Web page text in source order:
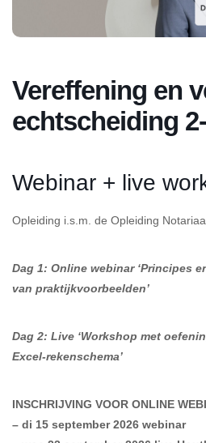
Vereffening en
echtscheiding
Webinar + live
Opleiding i.s.m. de Opleiding
Dag 1: Online webinar ‘Principes
van praktijkvoorbeelden’
Dag 2: Live ‘Workshop met
Excel-rekenschema’
INSCHRIJVING VOOR ONLINE
– di 15 september 2026 webinar